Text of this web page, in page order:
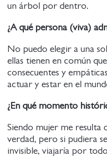
un árbol por dentro.
¿A qué persona (viva)
No puedo elegir a una
ellas tienen en común
consecuentes y
actuar y estar en el
¿En qué momento
Siendo mujer me resulta
verdad, pero si pudiera
invisible, viajaría por